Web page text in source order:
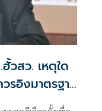
สว. เหตุใด
รอิงมาตรฐาน